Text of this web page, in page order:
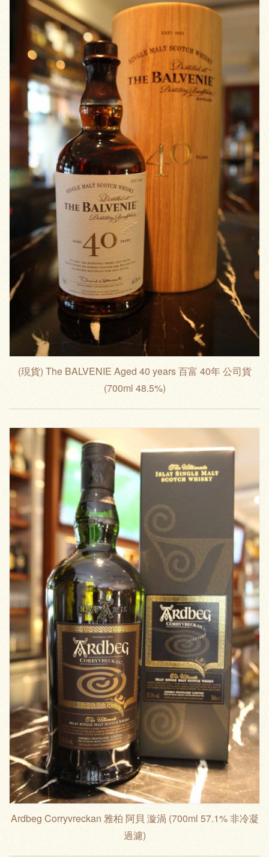
(現貨) The BALVENIE Aged 40 years 百富 40年 公司貨
(700ml 48.5%)
Ardbeg Corryvreckan 雅柏 阿貝 漩渦 (700ml 57.1% 非冷凝
過濾)